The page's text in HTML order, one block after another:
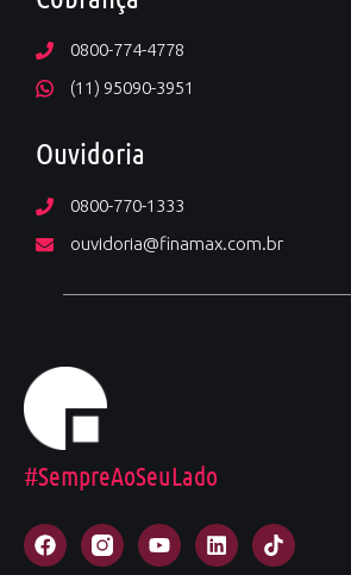
0800-774-4778
(11) 95090-3951
Ouvidoria
0800-770-1333
ouvidoria@finamax.com.br
#SempreAoSeuLado